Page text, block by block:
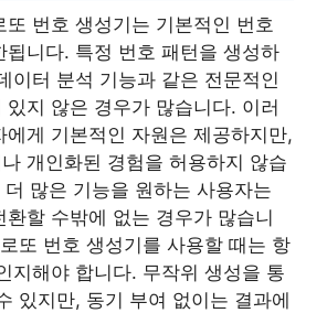
또 번호 생성기는 기본적인 번호
됩니다. 특정 번호 패턴을 생성하
이터 분석 기능과 같은 전문적인
있지 않은 경우가 많습니다. 이러
에게 기본적인 자원은 제공하지만,
개인화된 경험을 허용하지 않습
많은 기능을 원하는 사용자는
환할 수밖에 없는 경우가 많습니
또 번호 생성기를 사용할 때는 항
지해야 합니다. 무작위 생성을 통
있지만, 동기 부여 없이는 결과에